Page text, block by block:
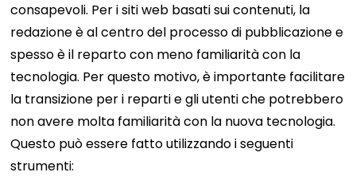
consapevoli. Per i siti web basati sui contenuti, la
redazione è al centro del processo di pubblicazione e
spesso è il reparto con meno familiarità con la
tecnologia. Per questo motivo, è importante facilitare
la transizione per i reparti e gli utenti che potrebbero
non avere molta familiarità con la nuova tecnologia.
Questo può essere fatto utilizzando i seguenti
strumenti: